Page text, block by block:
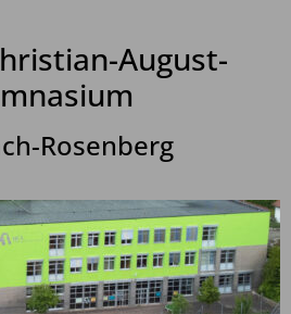
August-
Rosenberg